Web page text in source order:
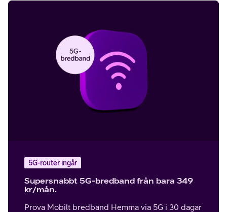
5G-router ingår
Supersnabbt 5G-bredband från bara 349
kr/mån.
Prova Mobilt bredband Hemma via 5G i 30 dagar